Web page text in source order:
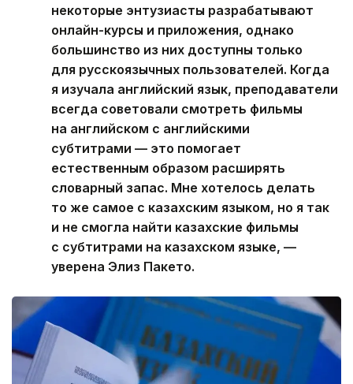
некоторые энтузиасты разрабатывают
онлайн-курсы и приложения, однако
большинство из них доступны только
для русскоязычных пользователей. Когда
я изучала английский язык, преподаватели
всегда советовали смотреть фильмы
на английском с английскими
субтитрами — это помогает
естественным образом расширять
словарный запас. Мне хотелось делать
то же самое с казахским языком, но я так
и не смогла найти казахские фильмы
с субтитрами на казахском языке, —
уверена Элиз Пакето.